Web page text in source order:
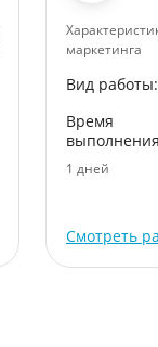
маркетинга
Вид работы:
Время
1 дней
Смотреть